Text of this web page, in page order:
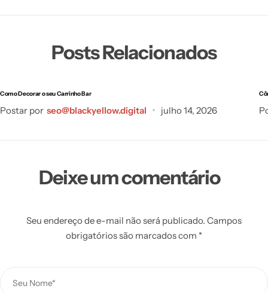
Posts Relacionados
Como Decorar o seu Carrinho Bar
Postar por seo@blackyellow.digital julho 14, 2026
Deixe um comentário
Seu endereço de e-mail não será publicado. Campos
obrigatórios são marcados com *